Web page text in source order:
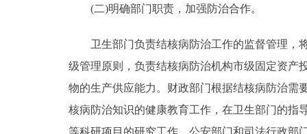
(二)明确部门职责，加强防治合作。
卫生部门负责结核病防治工作的监督管理，将
级管理原则，负责结核病防治机构市级固定资产
物的生产供应能力。财政部门根据结核病防治需
核病防治知识的健康教育工作，在卫生部门的指
等科研项目的研究工作。公安部门和司法行政部